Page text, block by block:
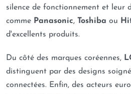
silence de fonctionnement et leur
comme Panasonic, Toshiba ou
d'excellents produits.
Du côté des marques coréennes,
distinguent par des designs
connectées. Enfin, des acteurs